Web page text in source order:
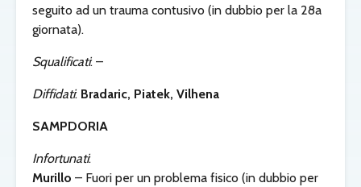
seguito ad un trauma contusivo (in dubbio per la 28a
giornata).
Squalificati: –
Diffidati: Bradaric, Piatek, Vilhena
SAMPDORIA
Infortunati:
Murillo – Fuori per un problema fisico (in dubbio per